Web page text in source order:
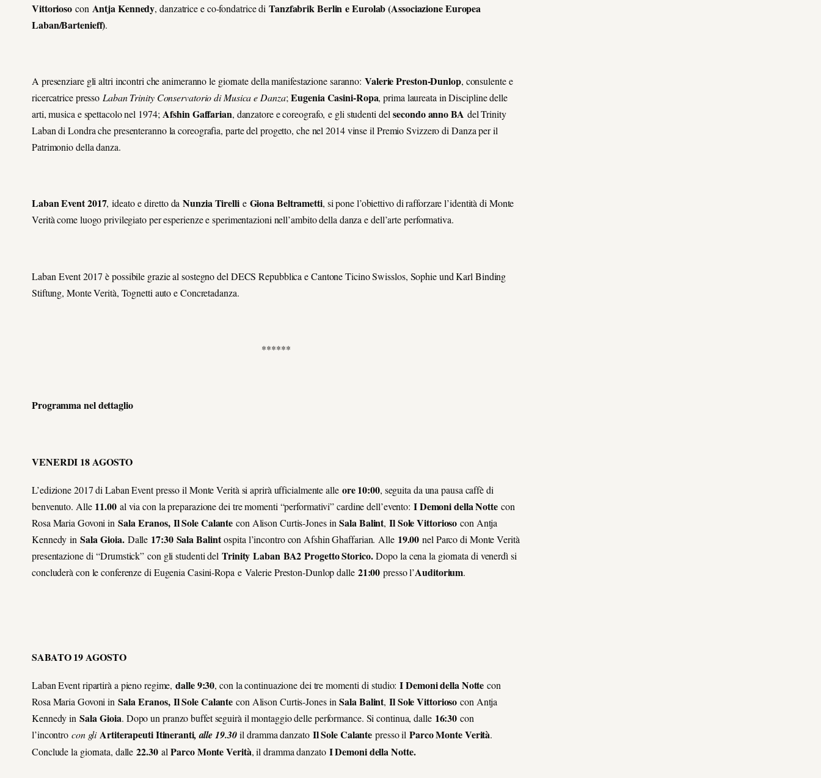
Vittorioso con Antja Kennedy, danzatrice e co-fondatrice diTanzfabrik Berlin e Eurolab (Associazione Europea
Laban/Bartenieff).
A presenziare gli altri incontri che animeranno le giornate della manifestazione saranno: Valerie Preston-Dunlop, consulente e
ricercatrice presso Laban Trinity Conservatorio di Musica e Danza;Eugenia Casini-Ropa, prima laureata in Discipline delle
arti, musica e spettacolo nel 1974; Afshin Gaffarian, danzatore e coreografo, e gli studenti delsecondo anno BA del Trinity
Laban di Londra che presenteranno la coreografia, parte del progetto, che nel 2014 vinse il Premio Svizzero di Danza per il
Patrimonio della danza.
Laban Event 2017, ideato e diretto daNunzia Tirellie Giona Beltrametti, si pone l’obiettivo di rafforzare l’identità di Monte
Verità come luogo privilegiato per esperienze e sperimentazioni nell’ambito della danza e dell’arte performativa.
Laban Event 2017 è possibile grazie al sostegno del DECS Repubblica e Cantone Ticino Swisslos, Sophie und Karl Binding
Stiftung, Monte Verità, Tognetti auto e Concretadanza.
******
Programma nel dettaglio
VENERDI 18 AGOSTO
L’edizione 2017 di Laban Event presso il Monte Verità si aprirà ufficialmente alle ore 10:00, seguita da una pausa caffè di
benvenuto. Alle 11.00al via con la preparazione dei tre momenti “performativi” cardine dell’evento: I Demoni della Nottecon
Rosa Maria Govoni in SalaEranos, Il Sole Calante con Alison Curtis-Jones inSala Balint,Il Sole Vittorioso con Antja
Kennedy in SalaGioia.Dalle 17:30 Sala Balintospita l’incontro con Afshin Ghaffarian. Alle 19.00nel Parco di Monte Verità
presentazione di “Drumstick” con gli studenti del TrinityLabanBA2 Progetto Storico.Dopo la cena la giornata di venerdì si
concluderà con le conferenze di Eugenia Casini-Ropa e Valerie Preston-Dunlop dalle 21:00 presso l’Auditorium.
SABATO 19 AGOSTO
Laban Event ripartirà a pieno regime,dalle 9:30, con la continuazione dei tre momenti di studio:I Demoni della Notte con
Rosa Maria Govoni in SalaEranos, Il Sole Calante con Alison Curtis-Jones inSala Balint,Il Sole Vittorioso con Antja
Kennedy in SalaGioia. Dopo un pranzo buffet seguirà il montaggio delle performance. Si continua, dalle 16:30 con
l’incontro con gliArtiterapeuti Itineranti, alle 19.30il dramma danzato Il Sole Calante presso ilParco Monte Verità.
Conclude la giornata, dalle22.30alParco Monte Verità, il dramma danzato I Demoni della Notte.